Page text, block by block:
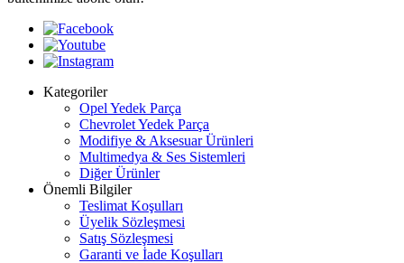
Kategoriler
Opel Yedek Parça
Chevrolet Yedek Parça
Modifiye & Aksesuar Ürünleri
Multimedya & Ses Sistemleri
Diğer Ürünler
Önemli Bilgiler
Teslimat Koşulları
Üyelik Sözleşmesi
Satış Sözleşmesi
Garanti ve İade Koşulları